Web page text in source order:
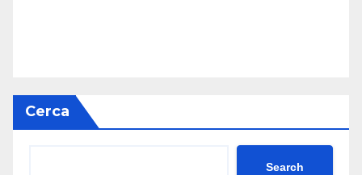
Cerca
Search